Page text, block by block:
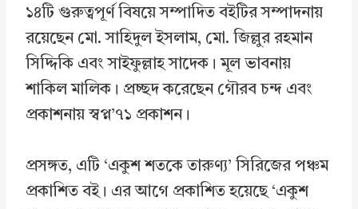
১৪টি গুরুত্বপূর্ণ বিষয়ে সম্পাদিত বইটির সম্পাদনায়
রয়েছেন মো. সাহিদুল ইসলাম, মো. জিল্লুর রহমান
সিদ্দিকি এবং সাইফুল্লাহ সাদেক। মূল ভাবনায়
শাকিল মালিক। প্রচ্ছদ করেছেন গৌরব চন্দ এবং
প্রকাশনায় স্বপ্ন’৭১ প্রকাশন।
প্রসঙ্গত, এটি ‘একুশ শতকে তারুণ্য’ সিরিজের পঞ্চম
প্রকাশিত বই। এর আগে প্রকাশিত হয়েছে ‘একুশ